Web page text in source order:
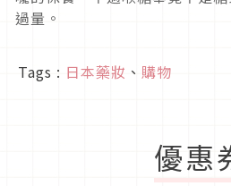
過量。
Tags : 日本藥妝 、 購物
優惠